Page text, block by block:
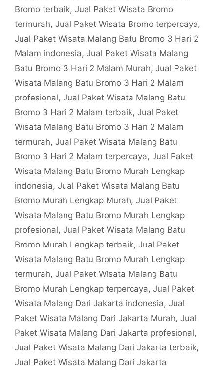
Bromo terbaik, Jual Paket Wisata Bromo
termurah, Jual Paket Wisata Bromo terpercaya,
Jual Paket Wisata Malang Batu Bromo 3 Hari 2
Malam indonesia, Jual Paket Wisata Malang
Batu Bromo 3 Hari 2 Malam Murah, Jual Paket
Wisata Malang Batu Bromo 3 Hari 2 Malam
profesional, Jual Paket Wisata Malang Batu
Bromo 3 Hari 2 Malam terbaik, Jual Paket
Wisata Malang Batu Bromo 3 Hari 2 Malam
termurah, Jual Paket Wisata Malang Batu
Bromo 3 Hari 2 Malam terpercaya, Jual Paket
Wisata Malang Batu Bromo Murah Lengkap
indonesia, Jual Paket Wisata Malang Batu
Bromo Murah Lengkap Murah, Jual Paket
Wisata Malang Batu Bromo Murah Lengkap
profesional, Jual Paket Wisata Malang Batu
Bromo Murah Lengkap terbaik, Jual Paket
Wisata Malang Batu Bromo Murah Lengkap
termurah, Jual Paket Wisata Malang Batu
Bromo Murah Lengkap terpercaya, Jual Paket
Wisata Malang Dari Jakarta indonesia, Jual
Paket Wisata Malang Dari Jakarta Murah, Jual
Paket Wisata Malang Dari Jakarta profesional,
Jual Paket Wisata Malang Dari Jakarta terbaik,
Jual Paket Wisata Malang Dari Jakarta